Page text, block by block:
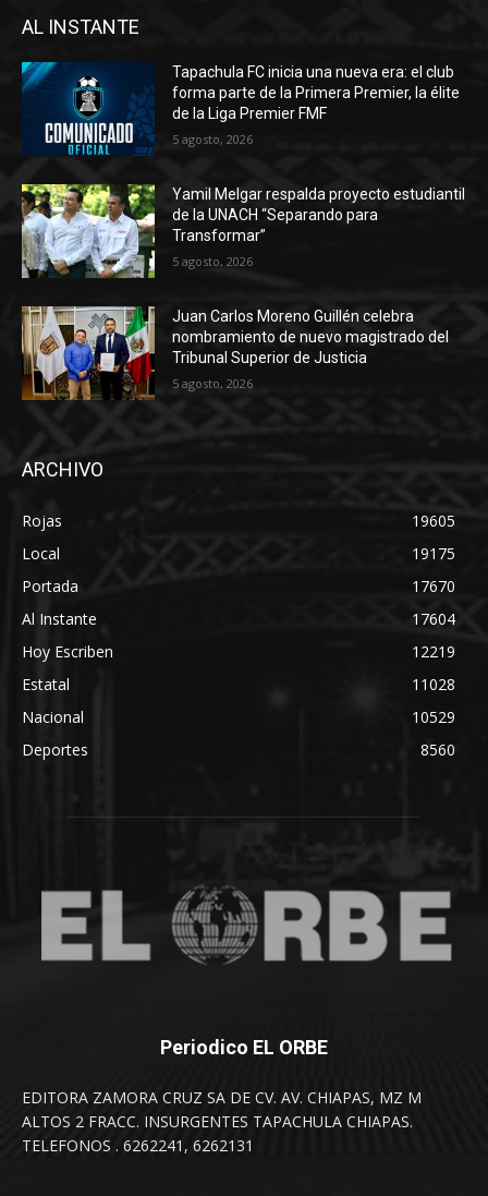
AL INSTANTE
Tapachula FC inicia una nueva era: el club
forma parte de la Primera Premier, la élite
de la Liga Premier FMF
5 agosto, 2026
Yamil Melgar respalda proyecto estudiantil
de la UNACH “Separando para
Transformar”
5 agosto, 2026
Juan Carlos Moreno Guillén celebra
nombramiento de nuevo magistrado del
Tribunal Superior de Justicia
5 agosto, 2026
ARCHIVO
Rojas
19605
Local
19175
Portada
17670
Al Instante
17604
Hoy Escriben
12219
Estatal
11028
Nacional
10529
Deportes
8560
Periodico EL ORBE
EDITORA ZAMORA CRUZ SA DE CV. AV. CHIAPAS, MZ M
ALTOS 2 FRACC. INSURGENTES TAPACHULA CHIAPAS.
TELEFONOS . 6262241, 6262131